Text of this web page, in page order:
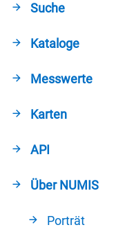
Suche
Kataloge
Messwerte
Karten
API
Über NUMIS
Porträt